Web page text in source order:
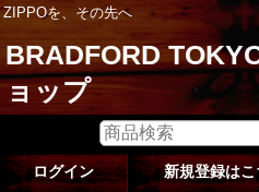
ZIPPOを、その先へ
BRADFORD
ョップ
ログイン 新規登録はこ